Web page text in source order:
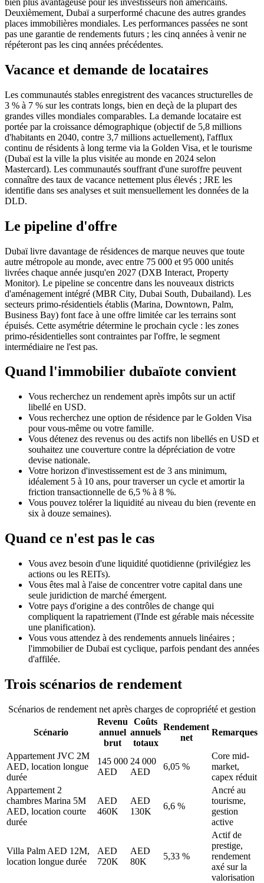
Deuxièmement, Dubaï a surperformé chacune des autres grandes
places immobilières mondiales. Les performances passées ne sont
pas une garantie de rendements futurs ; les cinq années à venir ne
répéteront pas les cinq années précédentes.
Vacance et demande de locataires
Les communautés stables enregistrent des vacances structurelles de
3 % à 7 % sur les contrats longs, bien en deçà de la plupart des
grandes villes mondiales comparables. La demande locataire est
portée par la croissance démographique (objectif de 5,8 millions
d'habitants en 2040, contre 3,7 millions actuellement), l'afflux
continu de résidents à long terme via la Golden Visa, et le tourisme
(Dubaï est la ville la plus visitée au monde en 2024 selon
Mastercard). Les communautés souffrant d'une suroffre peuvent
connaître des taux de vacance nettement plus élevés ; JRE les
identifie dans ses analyses et suit mensuellement les données de la
DLD.
Le pipeline d'offre
Dubaï livre davantage de résidences de marque neuves que toute
autre métropole au monde, avec entre 75 000 et 95 000 unités
livrées chaque année jusqu'en 2027 (DXB Interact, Property
Monitor). Le pipeline se concentre dans les nouveaux districts
d'aménagement intégré (MBR City, Dubai South, Dubailand). Les
secteurs primo-résidentiels établis (Marina, Downtown, Palm,
Business Bay) font face à une offre limitée car les terrains sont
épuisés. Cette asymétrie détermine le prochain cycle : les zones
primo-résidentielles sont contraintes par l'offre, le segment
intermédiaire ne l'est pas.
Quand l'immobilier dubaïote convient
Vous recherchez un rendement après impôts sur un actif
libellé en USD.
Vous recherchez une option de résidence par le Golden Visa
pour vous-même ou votre famille.
Vous détenez des revenus ou des actifs non libellés en USD et
souhaitez une couverture contre la dépréciation de votre
devise nationale.
Votre horizon d'investissement est de 3 ans minimum,
idéalement 5 à 10 ans, pour traverser un cycle et amortir la
friction transactionnelle de 6,5 % à 8 %.
Vous pouvez tolérer la liquidité au niveau du bien (revente en
six à douze semaines).
Quand ce n'est pas le cas
Vous avez besoin d'une liquidité quotidienne (privilégiez les
actions ou les REITs).
Vous êtes mal à l'aise de concentrer votre capital dans une
seule juridiction de marché émergent.
Votre pays d'origine a des contrôles de change qui
compliquent la rapatriement (l'Inde est gérable mais nécessite
une planification).
Vous vous attendez à des rendements annuels linéaires ;
l'immobilier de Dubaï est cyclique, parfois pendant des années
d'affilée.
Trois scénarios de rendement
Scénarios de rendement net après charges de copropriété et gestion
Scénario
Revenu
annuel
brut
Coûts
annuels
totaux
Rendement
net
Remarques
Appartement JVC 2M
AED, location longue
durée
145 000
AED
24 000
AED
6,05 %
Core mid-
market,
capex réduit
Appartement 2
chambres Marina 5M
AED, location courte
durée
AED
460K
AED
130K
6,6 %
Ancré au
tourisme,
gestion
active
Villa Palm AED 12M,
location longue durée
AED
720K
AED
80K
5,33 %
Actif de
prestige,
rendement
axé sur la
valorisation